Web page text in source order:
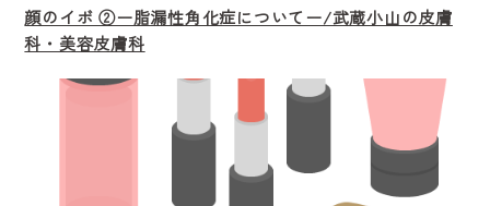
顔のイボ ②ー脂漏性角化症についてー/武蔵小山の皮膚
科・美容皮膚科